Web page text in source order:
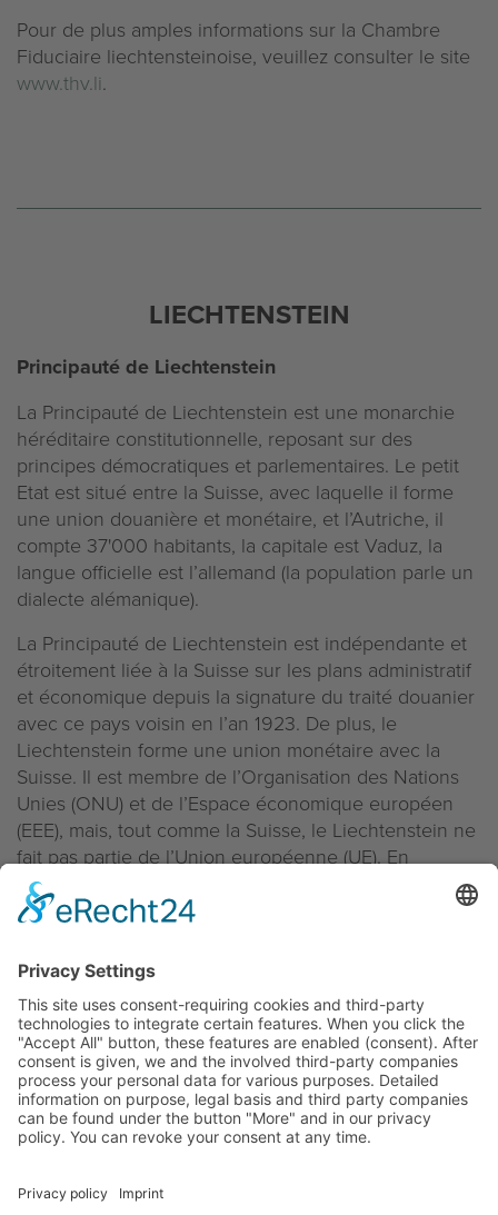
Pour de plus amples informations sur la Chambre
Fiduciaire liechtensteinoise, veuillez consulter le site
www.thv.li.
LIECHTENSTEIN
Principauté de Liechtenstein
La Principauté de Liechtenstein est une monarchie
héréditaire constitutionnelle, reposant sur des
principes démocratiques et parlementaires. Le petit
Etat est situé entre la Suisse, avec laquelle il forme
une union douanière et monétaire, et l’Autriche, il
compte 37'000 habitants, la capitale est Vaduz, la
langue officielle est l’allemand (la population parle un
dialecte alémanique).
La Principauté de Liechtenstein est indépendante et
étroitement liée à la Suisse sur les plans administratif
et économique depuis la signature du traité douanier
avec ce pays voisin en l’an 1923. De plus, le
Liechtenstein forme une union monétaire avec la
Suisse. Il est membre de l’Organisation des Nations
Unies (ONU) et de l’Espace économique européen
(EEE), mais, tout comme la Suisse, le Liechtenstein ne
fait pas partie de l’Union européenne (UE). En
novembre 2013, il a été signé une convention
internationale visant à lutter contre l’évasion fiscale
Le Liechtenstein se distingue notamment par une
situation politique et économique stable.